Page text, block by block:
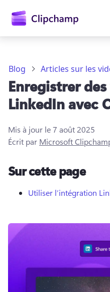
principal
Blog Articles sur les
Enregistrer
LinkedIn avec
Mis à jour le7 août 2025
Écrit par Microsoft
Sur cette page
Utiliser l’intégration